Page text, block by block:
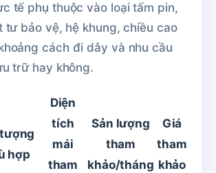
tế phụ thuộc vào loại tấm pin,
tư bảo vệ, hệ khung, chiều cao
cách đi dây và nhu cầu
trữ hay không.
hợp
Diện
tích
mái
tham
Sản lượng
tham
khảo/tháng
Giá
tham
khảo